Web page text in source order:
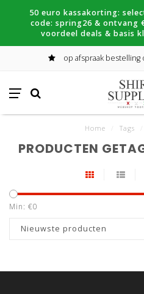
50 euro kassakorting:
code: spring26 & ontvang
voordeel deals & basis
op afspraak
Home Tags
PRODUCTEN
Min: €0
Nieuwste producten